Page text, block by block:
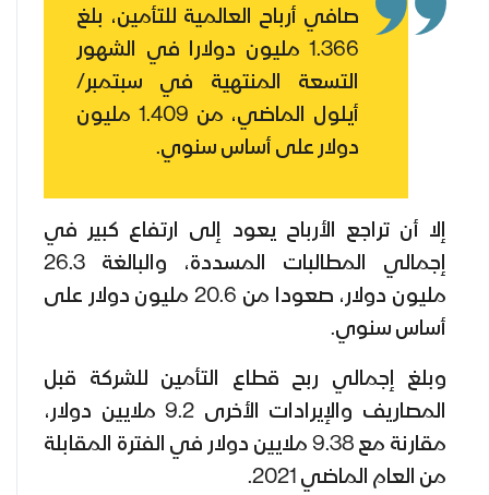
صافي أرباح العالمية للتأمين، بلغ
1.366 مليون دولارا في الشهور
التسعة المنتهية في سبتمبر/
أيلول الماضي، من 1.409 مليون
دولار على أساس سنوي.
إلا أن تراجع الأرباح يعود إلى ارتفاع كبير في
إجمالي المطالبات المسددة، والبالغة 26.3
مليون دولار، صعودا من 20.6 مليون دولار على
أساس سنوي.
وبلغ إجمالي ربح قطاع التأمين للشركة قبل
المصاريف والإيرادات الأخرى 9.2 ملايين دولار،
مقارنة مع 9.38 ملايين دولار في الفترة المقابلة
من العام الماضي 2021.